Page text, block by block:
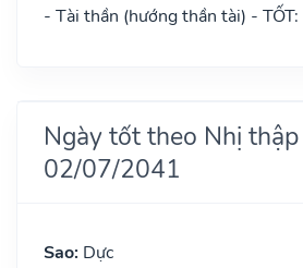
- Tài thần (hướng thần tài) -
Ngày tốt theo Nhị
02/07/2041
Sao: Dực